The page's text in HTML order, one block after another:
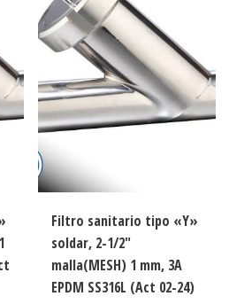
Filtro sanitario tipo «Y»
soldar, 2-1/2″
malla(MESH) 1 mm, 3A
EPDM SS316L (Act 02-24)